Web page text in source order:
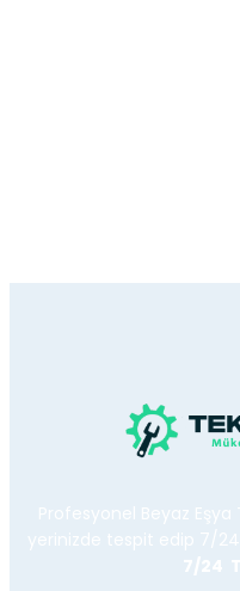
Profesyonel Beyaz Eşya
yerinizde tespit edip 7/24
7/24